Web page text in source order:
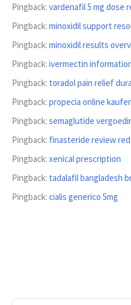
Pingback: vardenafil 5 mg dose
Pingback: minoxidil support
Pingback: minoxidil results
Pingback: ivermectin
Pingback: toradol pain relief
Pingback: propecia online
Pingback: semaglutide
Pingback: finasteride review
Pingback: xenical prescription
Pingback: tadalafil bangladesh
Pingback: cialis generico 5mg